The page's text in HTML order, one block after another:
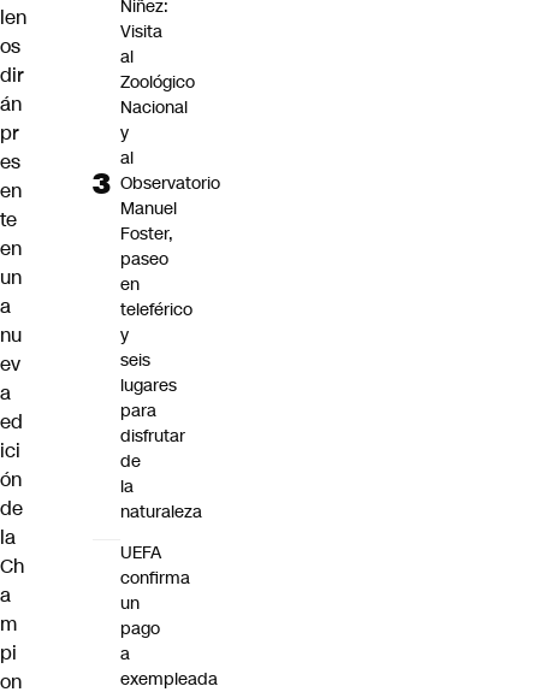
len
os
dir
án
pr
es
en
te
en
un
a
nu
ev
a
ed
ici
ón
de
la
Ch
a
m
pi
on
Niñez:
Visita
al
Zoológico
Nacional
y
al
Observatorio
Manuel
Foster,
paseo
en
teleférico
y
seis
lugares
para
disfrutar
de
la
naturaleza
UEFA
confirma
un
pago
a
exempleada